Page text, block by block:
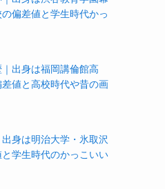
偏差値と学生時代かっ
出身は福岡講倫館高
値と高校時代や昔の画
身は明治大学・氷取沢
学生時代のかっこいい